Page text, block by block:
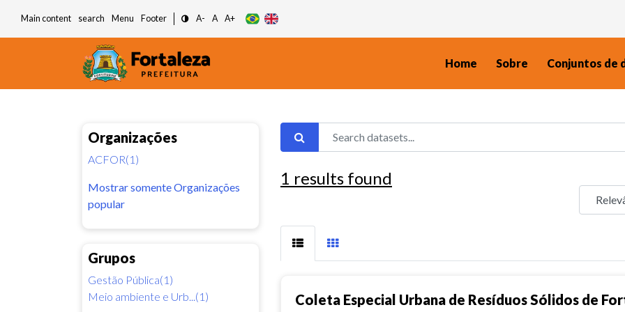
Main content search Menu Footer A- A A+
Home Sobre Conjuntos de
Organizações
ACFOR(1)
Mostrar somente Organizações
popular
Grupos
Gestão Pública(1)
Meio ambiente e Urb...(1)
1 results found
Coleta Especial Urbana de Resíduos Sólidos de